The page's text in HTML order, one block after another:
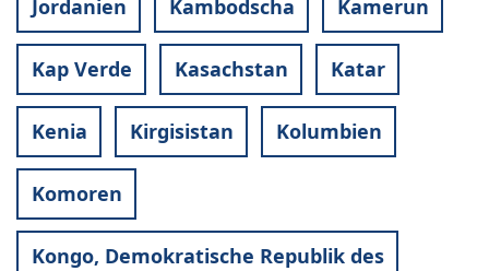
Jordanien Kambodscha Kamerun
Kap Verde Kasachstan Katar
Kenia Kirgisistan Kolumbien
Komoren
Kongo, Demokratische Republik des